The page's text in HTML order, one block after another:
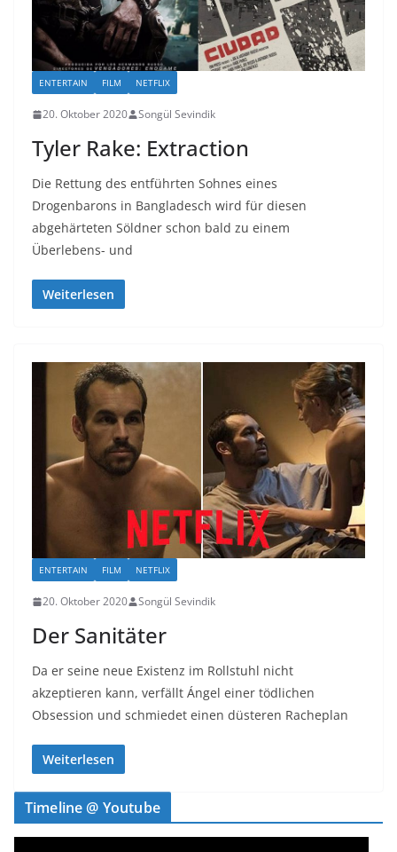
ENTERTAIN FILM NETFLIX
20. Oktober 2020 Songül Sevindik
Tyler Rake: Extraction
Die Rettung des entführten Sohnes eines
Drogenbarons in Bangladesch wird für diesen
abgehärteten Söldner schon bald zu einem
Überlebens- und
Weiterlesen
ENTERTAIN FILM NETFLIX
20. Oktober 2020 Songül Sevindik
Der Sanitäter
Da er seine neue Existenz im Rollstuhl nicht
akzeptieren kann, verfällt Ángel einer tödlichen
Obsession und schmiedet einen düsteren Racheplan
Weiterlesen
Timeline @ Youtube